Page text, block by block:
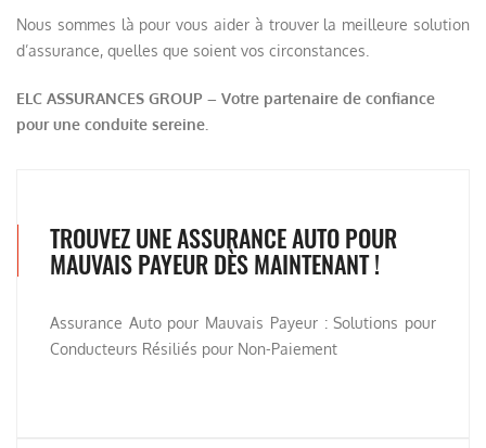
Nous sommes là pour vous aider à trouver la meilleure solution
d’assurance, quelles que soient vos circonstances.
ELC ASSURANCES GROUP – Votre partenaire de confiance
pour une conduite sereine.
TROUVEZ UNE ASSURANCE AUTO POUR
MAUVAIS PAYEUR DÈS MAINTENANT !
Assurance Auto pour Mauvais Payeur : Solutions pour
Conducteurs Résiliés pour Non-Paiement